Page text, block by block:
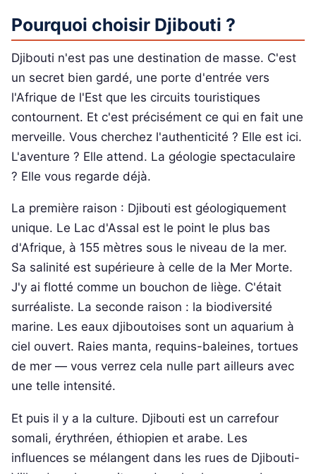
Pourquoi choisir Djibouti ?
Djibouti n'est pas une destination de masse. C'est
un secret bien gardé, une porte d'entrée vers
l'Afrique de l'Est que les circuits touristiques
contournent. Et c'est précisément ce qui en fait une
merveille. Vous cherchez l'authenticité ? Elle est ici.
L'aventure ? Elle attend. La géologie spectaculaire
? Elle vous regarde déjà.
La première raison : Djibouti est géologiquement
unique. Le Lac d'Assal est le point le plus bas
d'Afrique, à 155 mètres sous le niveau de la mer.
Sa salinité est supérieure à celle de la Mer Morte.
J'y ai flotté comme un bouchon de liège. C'était
surréaliste. La seconde raison : la biodiversité
marine. Les eaux djiboutoises sont un aquarium à
ciel ouvert. Raies manta, requins-baleines, tortues
de mer — vous verrez cela nulle part ailleurs avec
une telle intensité.
Et puis il y a la culture. Djibouti est un carrefour
somali, érythréen, éthiopien et arabe. Les
influences se mélangent dans les rues de Djibouti-